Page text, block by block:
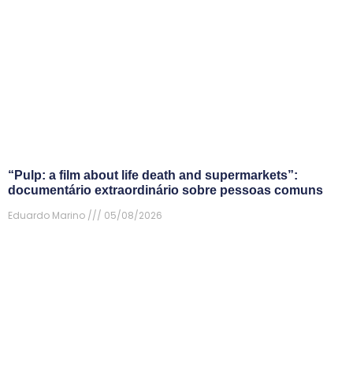
“Pulp: a film about life death and supermarkets”:
documentário extraordinário sobre pessoas comuns
Eduardo Marino
05/08/2026